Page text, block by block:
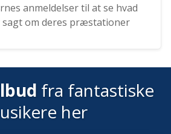
anmeldelser til at se hvad
om deres præstationer
fra fantastiske
her